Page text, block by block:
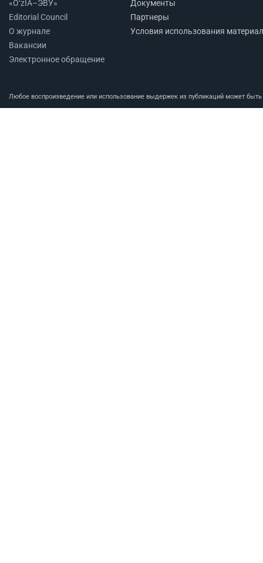
«O‘zIA–ЭВУ»
Editorial Council
О журнале
Вакансии
Электронное обращение
Документы
Партнеры
Условия использования
Любое воспроизведение или использование выдержек из публикаций может